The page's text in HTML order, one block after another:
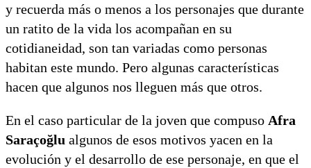
y recuerda más o menos a los personajes que durante
un ratito de la vida los acompañan en su
cotidianeidad, son tan variadas como personas
habitan este mundo. Pero algunas características
hacen que algunos nos lleguen más que otros.
En el caso particular de la joven que compuso Afra
Saraçoğlu algunos de esos motivos yacen en la
evolución y el desarrollo de ese personaje, en que el